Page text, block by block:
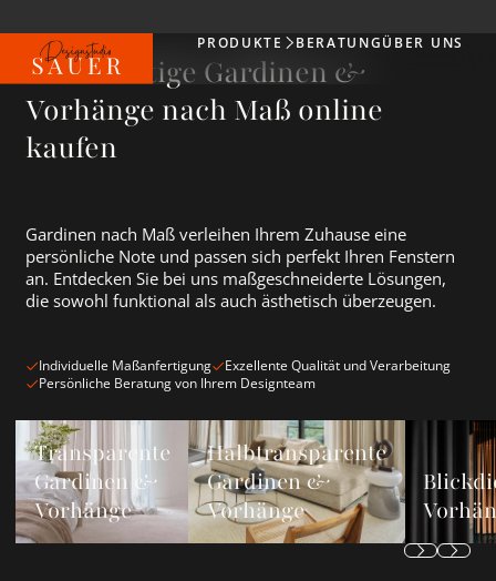
Produkte
PRODUKTE BERATUNGÜBER UNS
Hochwertige Gardinen &
Vorhänge nach Maß online
kaufen
Gardinen nach Maß verleihen Ihrem Zuhause eine
persönliche Note und passen sich perfekt Ihren Fenstern
an. Entdecken Sie bei uns maßgeschneiderte Lösungen,
die sowohl funktional als auch ästhetisch überzeugen.
Individuelle Maßanfertigung
Exzellente Qualität und Verarbeitung
Persönliche Beratung von Ihrem Designteam
Transparente Gardinen &amp; Vorhänge ansehen
Transparente
Gardinen &
Vorhänge
Halbtransparente Gardinen &amp;
Halbtransparente
Gardinen &
Vorhänge